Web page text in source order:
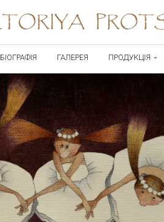
to
content
БІОГРАФІЯ ГАЛЕРЕЯ ПРОДУКЦІЯ